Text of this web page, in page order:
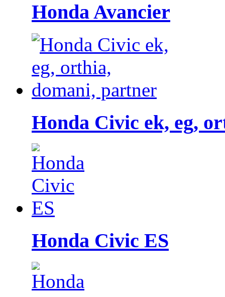
Honda Avancier
Honda Civic ek, eg,
Honda Civic ES